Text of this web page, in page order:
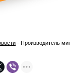
- Производитель